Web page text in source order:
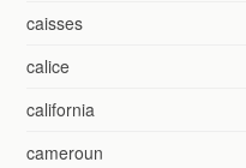
caisses
calice
california
cameroun